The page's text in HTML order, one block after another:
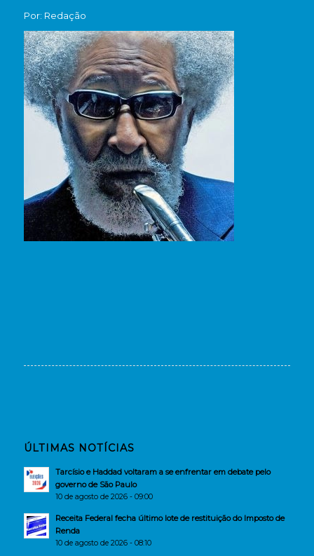
Por: Redação
ÚLTIMAS NOTÍCIAS
Tarcísio e Haddad voltaram a se enfrentar em debate pelo
governo de São Paulo
10 de agosto de 2026 - 09:00
Receita Federal fecha último lote de restituição do Imposto de
Renda
10 de agosto de 2026 - 08:10